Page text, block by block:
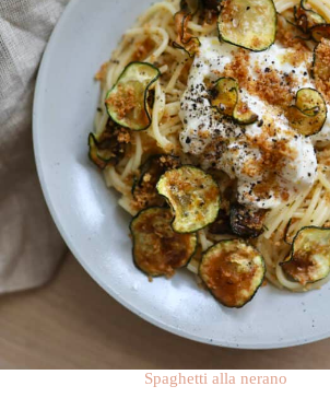
Spaghetti alla nerano